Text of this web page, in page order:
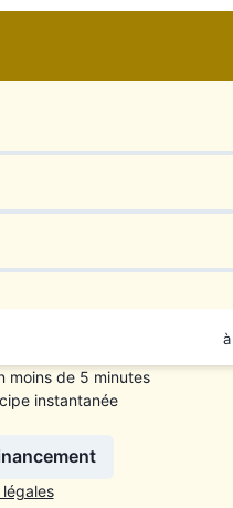
moins de 5 minutes
instantanée